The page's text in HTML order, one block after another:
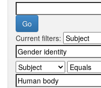
Current filters: